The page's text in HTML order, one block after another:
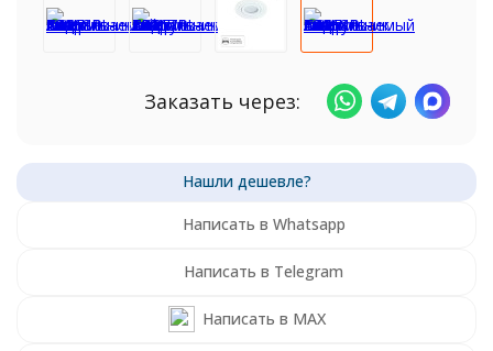
Заказать через:
Написать в Whatsapp
Написать в Telegram
Написать в MAX